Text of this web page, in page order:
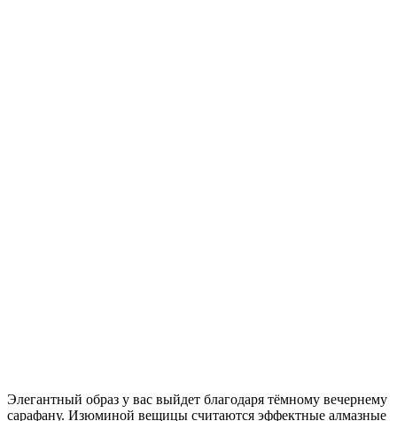
Элегантный образ у вас выйдет благодаря тёмному вечернему
сарафану. Изюминой вещицы считаются эффектные алмазные